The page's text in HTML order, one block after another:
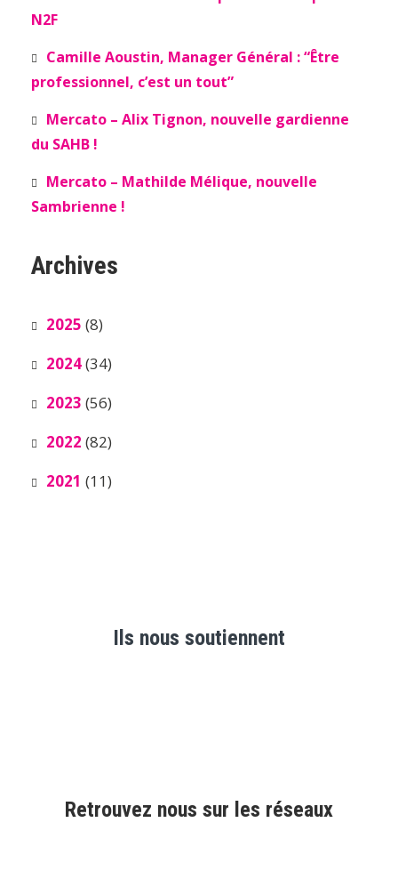
N2F
Camille Aoustin, Manager Général : “Être
professionnel, c’est un tout”
Mercato – Alix Tignon, nouvelle gardienne
du SAHB !
Mercato – Mathilde Mélique, nouvelle
Sambrienne !
Archives
2025 (8)
2024(34)
2023 (56)
2022 (82)
2021 (11)
Ils nous soutiennent
Retrouvez nous sur les réseaux